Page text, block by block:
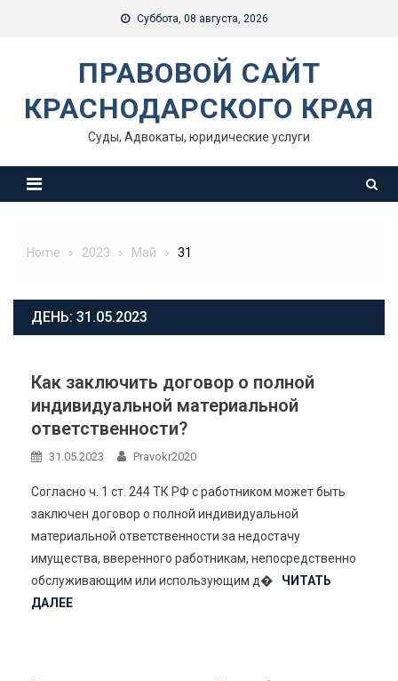
Суббота, 08 августа, 2026
ПРАВОВОЙ САЙТ
КРАСНОДАРСКОГО КРАЯ
Суды, Адвокаты, юридические услуги
Home 2023 Май 31
ДЕНЬ: 31.05.2023
Как заключить договор о полной
индивидуальной материальной
ответственности?
31.05.2023 Pravokr2020
Согласно ч. 1 ст. 244 ТК РФ с работником может быть
заключен договор о полной индивидуальной
материальной ответственности за недостачу
имущества, вверенного работникам, непосредственно
обслуживающим или использующим д�
ЧИТАТЬ
ДАЛЕЕ